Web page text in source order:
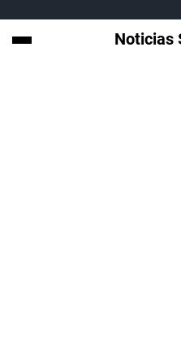
Noticias